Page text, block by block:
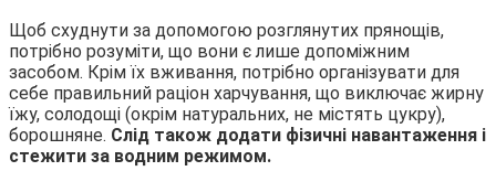
Щоб схуднути за допомогою розглянутих прянощів,
потрібно розуміти, що вони є лише допоміжним
засобом. Крім їх вживання, потрібно організувати для
себе правильний раціон харчування, що виключає жирну
їжу, солодощі (окрім натуральних, не містять цукру),
борошняне. Слід також додати фізичні навантаження і
стежити за водним режимом.